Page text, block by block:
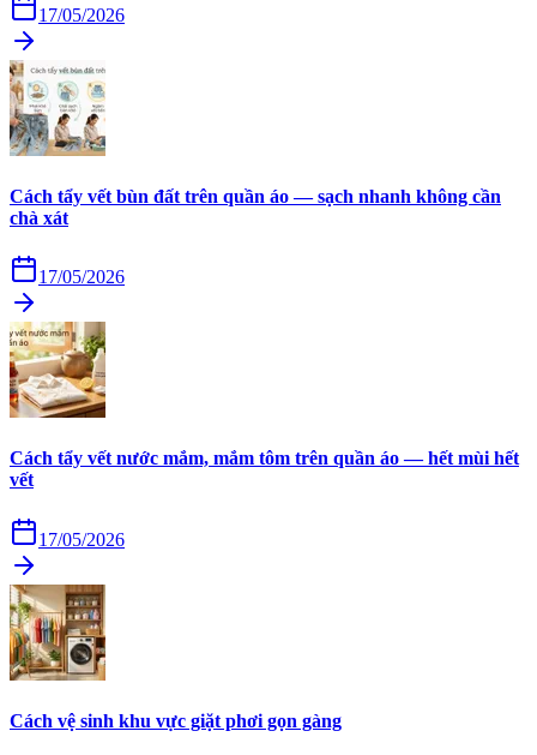
17/05/2026
Cách tẩy vết bùn đất trên quần áo — sạch nhanh không cần
chà xát
17/05/2026
Cách tẩy vết nước mắm, mắm tôm trên quần áo — hết mùi hết
vết
17/05/2026
Cách vệ sinh khu vực giặt phơi gọn gàng